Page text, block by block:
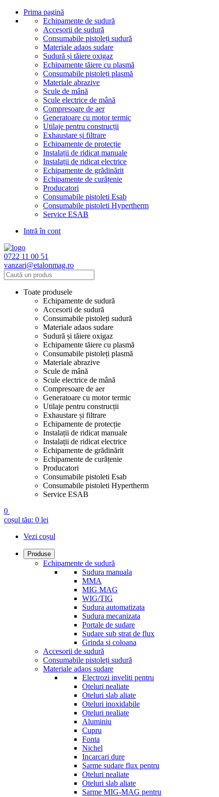
Prima pagină
Echipamente de sudură
Accesorii de sudură
Consumabile pistoleți sudură
Materiale adaos sudare
Sudură și tăiere oxigaz
Echipamente tăiere cu plasmă
Consumabile pistoleți plasmă
Materiale abrazive
Scule de mână
Scule electrice de mână
Compresoare de aer
Generatoare cu motor termic
Utilaje pentru construcții
Exhaustare și filtrare
Echipamente de protecție
Instalații de ridicat manuale
Instalații de ridicat electrice
Echipamente de grădinărit
Echipamente de curățenie
Producatori
Consumabile pistoleti Esab
Consumabile pistoleti Hypertherm
Service ESAB
Intră în cont
0722 11 00 51
vanzari@etalonmag.ro
Toate produsele
Echipamente de sudură
Accesorii de sudură
Consumabile pistoleți sudură
Materiale adaos sudare
Sudură și tăiere oxigaz
Echipamente tăiere cu plasmă
Consumabile pistoleți plasmă
Materiale abrazive
Scule de mână
Scule electrice de mână
Compresoare de aer
Generatoare cu motor termic
Utilaje pentru construcții
Exhaustare și filtrare
Echipamente de protecție
Instalații de ridicat manuale
Instalații de ridicat electrice
Echipamente de grădinărit
Echipamente de curățenie
Producatori
Consumabile pistoleti Esab
Consumabile pistoleti Hypertherm
Service ESAB
0
coșul tău: 0 lei
Vezi coșul
Produse
Echipamente de sudură
Sudura manuala
MMA
MIG MAG
WIG/TIG
Sudura automatizata
Sudura mecanizata
Portale de sudare
Sudare sub strat de flux
Grinda si coloana
Accesorii de sudură
Consumabile pistoleți sudură
Materiale adaos sudare
Electrozi inveliti pentru
Oteluri nealiate
Oteluri slab aliate
Oteluri inoxidabile
Oteluri nealiate
Aluminiu
Cupru
Fonta
Nichel
Incarcari dure
Sarme sudare flux pentru
Oteluri nealiate
Oteluri slab aliate
Sarme MIG-MAG pentru